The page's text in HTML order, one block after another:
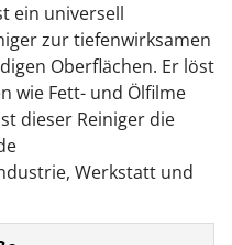
ein universell
zur tiefenwirksamen
Oberflächen. Er löst
wie Fett- und Ölfilme
dieser Reiniger die
Werkstatt und